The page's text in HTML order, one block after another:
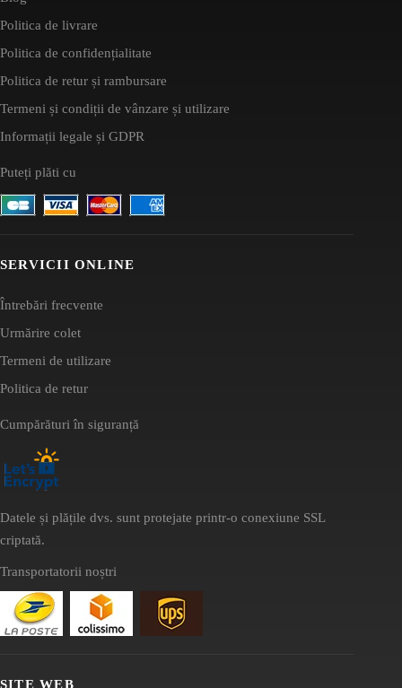
Politica de livrare
Politica de confidențialitate
Politica de retur și rambursare
Termeni și condiții de vânzare și utilizare
Informații legale și GDPR
Puteți plăti cu
SERVICII ONLINE
Întrebări frecvente
Urmărire colet
Termeni de utilizare
Politica de retur
Cumpărături în siguranță
Datele și plățile dvs. sunt protejate printr-o conexiune SSL
criptată.
Transportatorii noștri
SITE WEB